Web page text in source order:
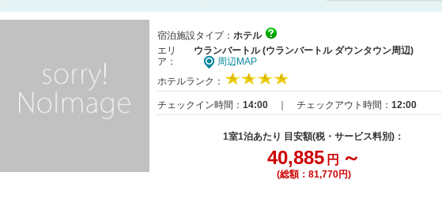
宿泊施設タイプ： ホテル
エリ
ア：
ウランバートル (ウランバートル ダウンタウン周辺)
周辺MAP
ホテルランク：
チェックイン時間： 14:00 チェックアウト時間： 12:00
1室1泊あたり 目安額(税・サービス料別)：
40,885 円 ～
(総額：81,770円)